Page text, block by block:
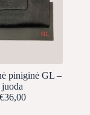
piniginė GL –
juoda
€36,00